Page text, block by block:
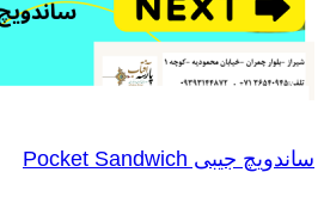
ساندویچ جیبی Pocket Sandwich